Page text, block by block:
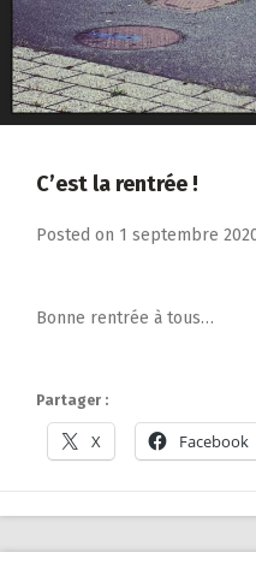
C’est la rentrée !
Posted on 1 septembre
Bonne rentrée à tous…
Partager :
X Facebook